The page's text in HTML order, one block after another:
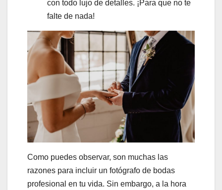
con todo lujo de detalles. ¡Para que no te
falte de nada!
Como puedes observar, son muchas las
razones para incluir un fotógrafo de bodas
profesional en tu vida. Sin embargo, a la hora